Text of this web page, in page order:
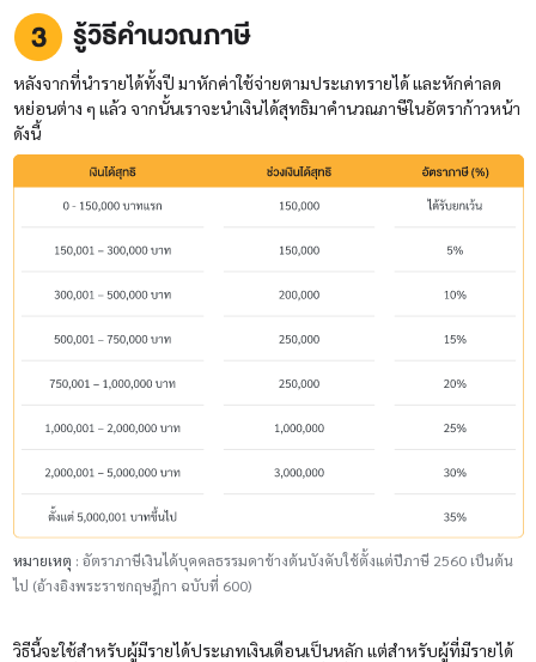
รู้วิธีคำนวณภาษี
หลังจากที่นำรายได้ทั้งปี มาหักค่าใช้จ่ายตามประเภทรายได้ และหักค่าลด
หย่อนต่าง ๆ แล้ว จากนั้นเราจะนำเงินได้สุทธิมาคำนวณภาษีในอัตราก้าวหน้า
ดังนี้
หมายเหตุ : อัตราภาษีเงินได้บุคคลธรรมดาข้างต้นบังคับใช้ตั้งแต่ปีภาษี 2560 เป็นต้น
ไป (อ้างอิงพระราชกฤษฎีกา ฉบับที่ 600)
วิธีนี้จะใช้สำหรับผู้มีรายได้ประเภทเงินเดือนเป็นหลัก แต่สำหรับผู้ที่มีรายได้